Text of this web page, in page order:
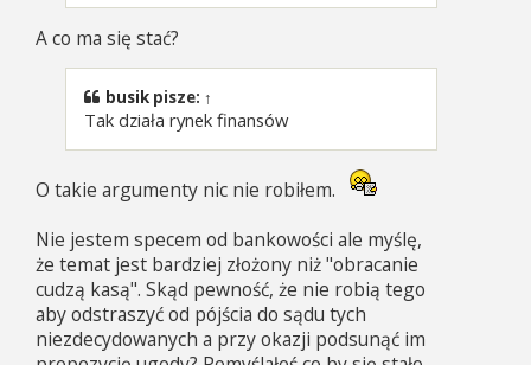
A co ma się stać?
busik pisze: ↑
Tak działa rynek finansów
O takie argumenty nic nie robiłem.
Nie jestem specem od bankowości ale myślę,
że temat jest bardziej złożony niż "obracanie
cudzą kasą". Skąd pewność, że nie robią tego
aby odstraszyć od pójścia do sądu tych
niezdecydowanych a przy okazji podsunąć im